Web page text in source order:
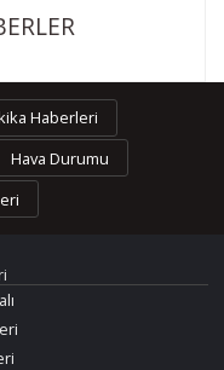
Haberleri
Hava Durumu